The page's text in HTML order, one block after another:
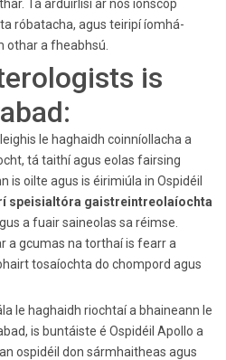
Tá arduirlisí ar nós ionscóp
róbatacha, agus teiripí íomhá-
othar a fheabhsú.
is
le haghaidh coinníollacha a
tá taithí agus eolas fairsing
is oilte agus is éirimiúla in Ospidéil
speisialtóra gaistreintreolaíochta
a fuair saineolas sa réimse.
a gcumas na torthaí is fearr a
tosaíochta do chompord agus
le haghaidh riochtaí a bhaineann le
is buntáiste é Ospidéil Apollo a
ospidéil don sármhaitheas agus